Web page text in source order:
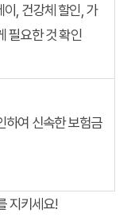
, 건강체 할인, 가
필요한 것 확인
하여 신속한 보험금
지키세요!